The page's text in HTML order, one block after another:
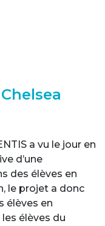
a vu le jour en
d’une
des élèves en
le projet a donc
élèves en
élèves du